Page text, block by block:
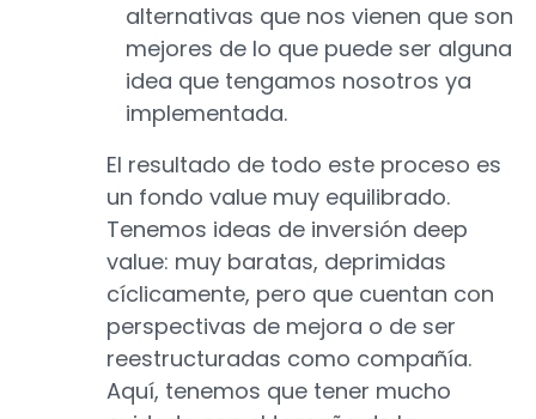
alternativas que nos vienen que son
mejores de lo que puede ser alguna
idea que tengamos nosotros ya
implementada.
El resultado de todo este proceso es
un fondo value muy equilibrado.
Tenemos ideas de inversión deep
value: muy baratas, deprimidas
cíclicamente, pero que cuentan con
perspectivas de mejora o de ser
reestructuradas como compañía.
Aquí, tenemos que tener mucho